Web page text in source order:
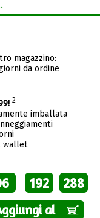
magazzino:
da ordine
2
imballata
wallet
192 288
al